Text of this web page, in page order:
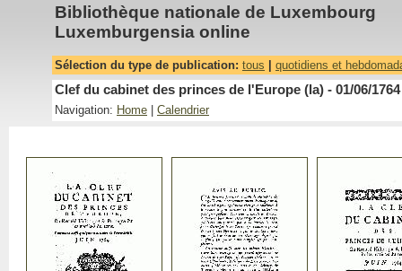
Bibliothèque nationale de Luxembourg
Luxemburgensia online
Sélection du type de publication: tous quotidiens et
Clef du cabinet des princes de l'Europe (la) - 01/06/1764
Navigation: Home Calendrier